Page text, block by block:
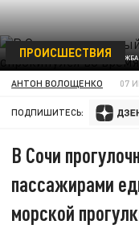
ФОТО: ПРЕСС-
ПРОИСШЕСТВИЯ
АНТОН ВОЛОЩЕНКО 07
ПОДПИШИТЕСЬ:
В Сочи
пассажирами
морской